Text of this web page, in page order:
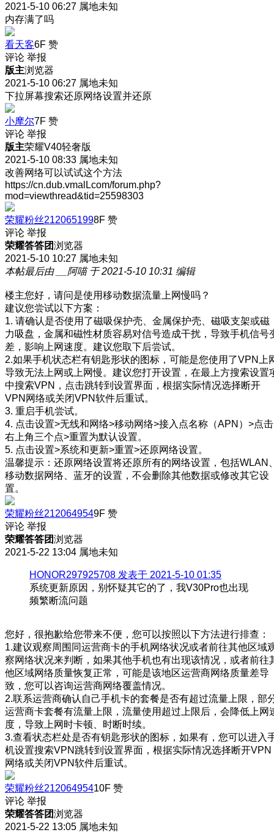
2021-5-10 06:27 属地未知
内存满了吗
看天客6F 赞
评论 举报
版主浏览器
2021-5-10 06:27 属地未知
下拉屏幕搜索还原网络设置并还原
小摩尔7F 赞
评论 举报
版主荣耀V40轻奢版
2021-5-10 08:33 属地未知
改善网络可以试试这个方法
https://cn.dub.vmalLcom/forum.php?
mod=viewthread&tid=25598303
荣耀粉丝2120651998F 赞
评论 举报
荣耀答答团浏览器
2021-5-10 10:27 属地未知
本帖最后由 __阿喵 于 2021-5-10 10:31 编辑
楼主您好，请问是使用移动数据流量上网慢吗？
建议您尝试以下方案：
1. 请确认是否使用了磁吸保护壳、金属保护壳、磁吸支架或磁
力吸盘，金属和磁性材质容易对信号造成干扰，导致手机信号
差，影响上网速度。建议您取下后尝试。
2.如果手机状态栏有钥匙形状的图标，可能是您使用了VPN上
导致无法上网或上网慢。建议您打开设置，在最上方搜索设置
中搜索VPN，点击跳转到设置界面，根据实际情况选择断开
VPN网络或关闭VPN软件后重试。
3. 重启手机尝试。
4. 点击设置>无线和网络>移动网络>接入点名称（APN）>点击
右上角三个点>重置为默认设置。
5. 点击设置>系统和更新>重置>还原网络设置。
温馨提示：还原网络设置将还原所有的网络设置，包括WLAN
移动数据网络、蓝牙的设置，不会删除其他数据或修改其它设
置。
荣耀粉丝2120649549F 赞
评论 举报
荣耀答答团浏览器
2021-5-22 13:04 属地未知
HONOR297925708 发表于 2021-5-10 01:35
系统更新原因，别怀疑其它的了，我V30Pro也出现
频繁断流问题
您好，很抱歉给您带来不便，您可以按照以下方法进行排查：
1.建议观察周围同运营商卡的手机网络状况或者前往其他区域
察网络状况来判断，如果其他手机也有出现该情况，或者前往
他区域网络质量恢复正常，可能是该地区运营商网络质量差导
致，您可以咨询运营商网络覆盖情况。
2.联系运营商确认自己手机卡的套餐是否有超过流量上限，部
运营商卡套餐有流量上限，流量使用超过上限后，会降低上网
度，导致上网时卡顿、时断时续。
3.查看状态栏处是否有钥匙形状的图标，如果有，您可以进入
机设置搜索VPN跳转到设置界面，根据实际情况选择断开VPN
网络或关闭VPN软件后重试。
荣耀粉丝21206495410F 赞
评论 举报
荣耀答答团浏览器
2021-5-22 13:05 属地未知